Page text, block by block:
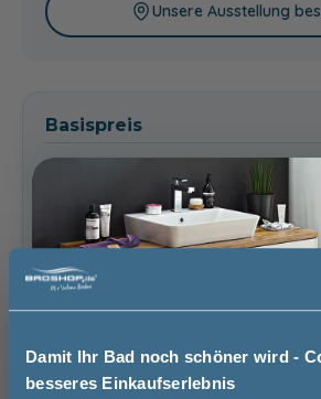
Damit Ihr Bad noch schöner wird -
besseres Einkaufserlebnis
Unsere Ausstellung
Basispreis
keine Optionen mit Aufpreis ausgewählt
Gesamtpreis
− +